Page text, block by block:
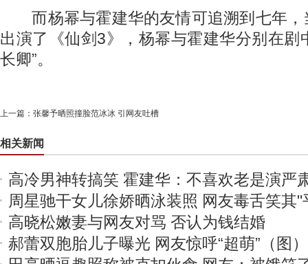
而杨幂与霍建华的友情可追溯到七年，
出演了《仙剑3》，杨幂与霍建华分别在剧
长卿”。
上一篇： 张馨予晒照撞脸范冰冰 引网友吐槽
相关新闻
高冷男神转搞笑 霍建华：不喜欢老是演严
周星驰干女儿徐娇晒泳装照 网友毒舌笑其"
高晓松嫩妻与网友对骂 否认为钱结婚
郝蕾双胞胎儿子曝光 网友惊呼“超萌”（图）